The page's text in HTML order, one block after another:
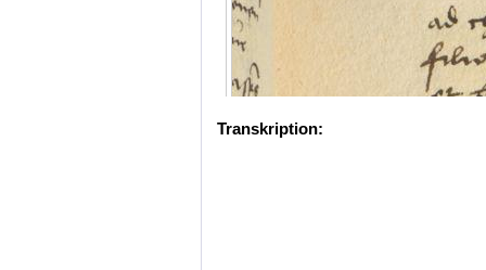
Transkription: